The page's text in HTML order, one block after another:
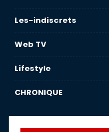
Les-indiscrets
Web TV
Lifestyle
CHRONIQUE